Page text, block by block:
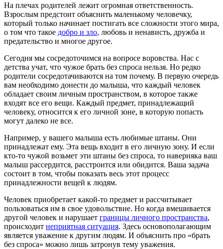
На плечах родителей лежит огромная ответственность.
Взрослым предстоит объяснить маленькому человечку,
который только начинает постигать все сложности этого мира,
о том что такое добро и зло, любовь и ненависть, дружба и
предательство и многое другое.
Сегодня мы сосредоточимся на вопросе воровства. Нас с
детства учат, что чужое брать без спроса нельзя. Но редко
родители сосредотачиваются на том почему. В первую очередь
вам необходимо донести до малыша, что каждый человек
обладает своим личным пространством, в которое также
входят все его вещи. Каждый предмет, принадлежащий
человеку, относится к его личной зоне, в которую попасть
могут далеко не все.
Например, у вашего малыша есть любимые штаны. Они
принадлежат ему. Эта вещь входит в его личную зону. И если
кто-то чужой возьмет эти штаны без спроса, то наверняка ваш
малыш рассердится, расстроится или обидится. Ваша задача
состоит в том, чтобы показать весь этот процесс
принадлежности вещей к людям.
Человек приобретает какой-то предмет и рассчитывает
пользоваться им в свое удовольствие. Но когда вмешивается
другой человек и нарушает границы личного пространства,
происходит неприятная ситуация. Здесь основополагающим
является уважение к другим людям. И объяснить про «брать
без спроса» можно лишь затронув тему уважения.